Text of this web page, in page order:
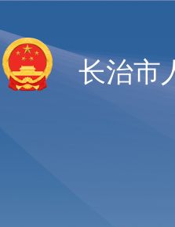
长治市